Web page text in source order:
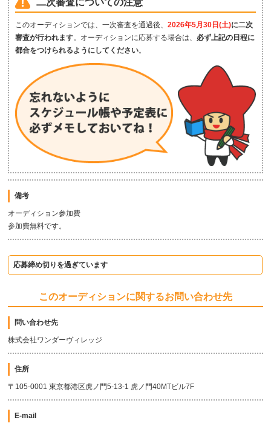
二次審査についての注意
このオーディションでは、一次審査を通過後、2026年5月30日(土)に二次
審査が行われます。オーディションに応募する場合は、 必ず上記の日程に
都合をつけられるようにしてください。
備考
オーディション参加費
参加費無料です。
応募締め切りを過ぎています
このオーディションに関するお問い合わせ先
問い合わせ先
株式会社ワンダーヴィレッジ
住所
〒105-0001 東京都港区虎ノ門5-13-1 虎ノ門40MTビル7F
E-mail